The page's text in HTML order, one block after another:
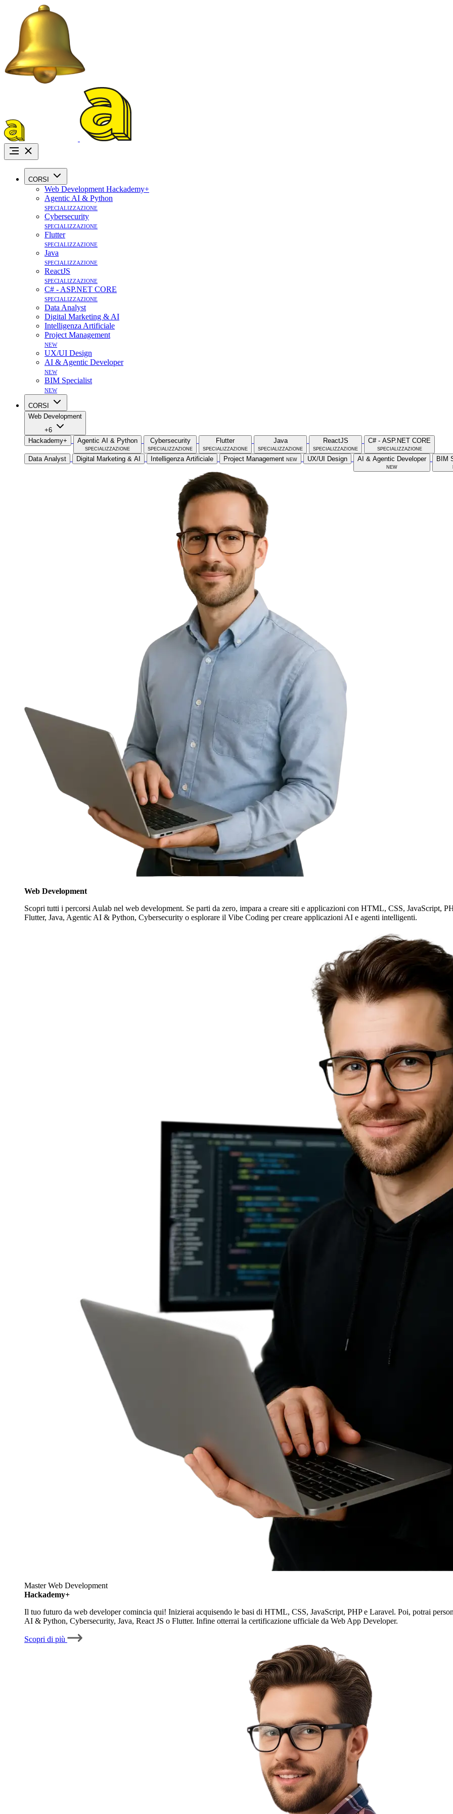
CORSI
Web Development Hackademy+
Agentic AI & Python
specializzazione
Cybersecurity
specializzazione
Flutter
specializzazione
Java
specializzazione
ReactJS
specializzazione
C# - ASP.NET CORE
specializzazione
Data Analyst
Digital Marketing & AI
Intelligenza Artificiale
Project Management
new
UX/UI Design
AI & Agentic Developer
new
BIM Specialist
new
CORSI
Web Development
+6
Hackademy+
Agentic AI & Python
specializzazione
Cybersecurity
specializzazione
Flutter
specializzazione
Java
specializzazione
ReactJS
specializzazione
C# - ASP.NET CORE
specializzazione
Data Analyst
Digital Marketing & AI Intelligenza Artificiale Project Management new UX/UI Design
AI & Agentic Developer
new
BIM
Web Development
Scopri tutti i percorsi Aulab nel web development. Se parti da zero, impara a creare siti e applicazioni con HTML, CSS, JavaScript,
Flutter, Java, Agentic AI & Python, Cybersecurity o esplorare il Vibe Coding per creare applicazioni AI e agenti intelligenti.
Master Web Development
Hackademy+
Il tuo futuro da web developer comincia qui! Inizierai acquisendo le basi di HTML, CSS, JavaScript, PHP e Laravel. Poi, potrai
AI & Python, Cybersecurity, Java, React JS o Flutter. Infine otterrai la certificazione ufficiale da Web App Developer.
Scopri di più